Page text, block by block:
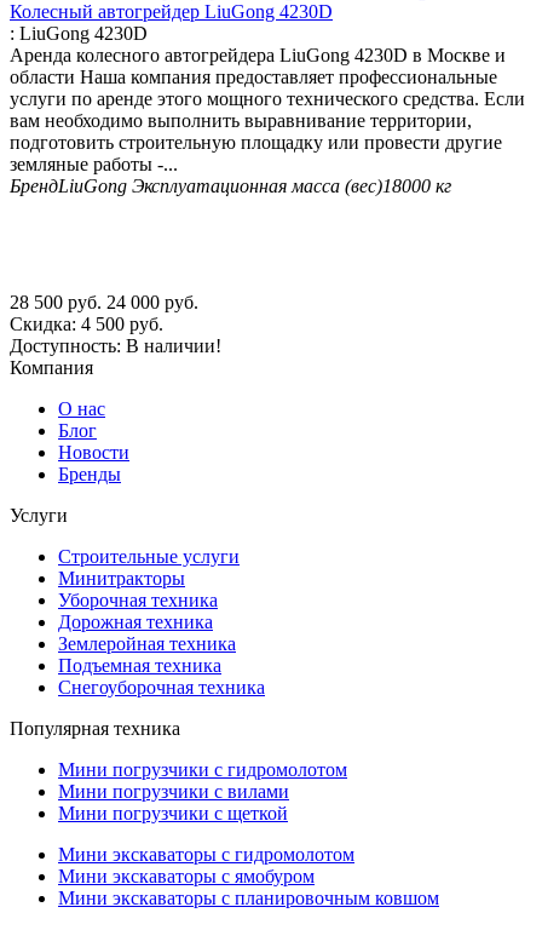
Колесный автогрейдер LiuGong 4230D
: LiuGong 4230D
Аренда колесного автогрейдера LiuGong 4230D в Москве и
области Наша компания предоставляет профессиональные
услуги по аренде этого мощного технического средства. Если
вам необходимо выполнить выравнивание территории,
подготовить строительную площадку или провести другие
земляные работы -...
БрендLiuGong Эксплуатационная масса (вес)18000 кг
28 500 руб. 24 000 руб.
Скидка: 4 500 руб.
Доступность: В наличии!
Компания
О нас
Блог
Новости
Бренды
Услуги
Строительные услуги
Минитракторы
Уборочная техника
Дорожная техника
Землеройная техника
Подъемная техника
Снегоуборочная техника
Популярная техника
Мини погрузчики с гидромолотом
Мини погрузчики с вилами
Мини погрузчики с щеткой
Мини экскаваторы с гидромолотом
Мини экскаваторы с ямобуром
Мини экскаваторы с планировочным ковшом